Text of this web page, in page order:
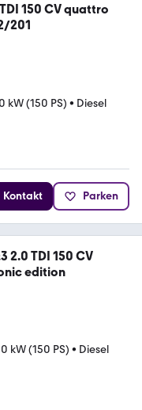
150 CV quattro
201
kW (150 PS) • Diesel
Kontakt Parken
2.0 TDI 150 CV
edition
kW (150 PS) • Diesel